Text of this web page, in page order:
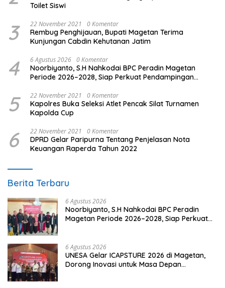
Toilet Siswi
3 22 November 2021 0 Komentar
Rembug Penghijauan, Bupati Magetan Terima
Kunjungan Cabdin Kehutanan Jatim
4 6 Agustus 2026 0 Komentar
Noorbiyanto, S.H Nahkodai BPC Peradin Magetan
Periode 2026–2028, Siap Perkuat Pendampingan
5 22 November 2021 0 Komentar
Kapolres Buka Seleksi Atlet Pencak Silat Turnamen
Kapolda Cup
6 22 November 2021 0 Komentar
DPRD Gelar Paripurna Tentang Penjelasan Nota
Keuangan Raperda Tahun 2022
Berita Terbaru
6 Agustus 2026
Noorbiyanto, S.H Nahkodai BPC Peradin
Magetan Periode 2026–2028, Siap Perkuat
6 Agustus 2026
UNESA Gelar ICAPSTURE 2026 di Magetan,
Dorong Inovasi untuk Masa Depan